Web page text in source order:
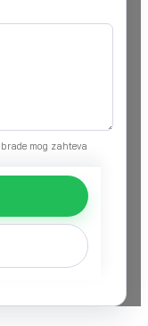
mog zahteva